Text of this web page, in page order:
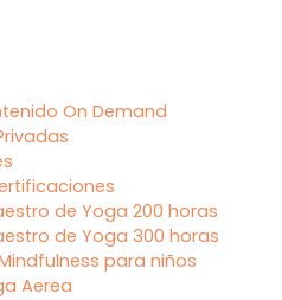
On Demand
de Yoga 200 horas
de Yoga 300 horas
para niños
Aerea